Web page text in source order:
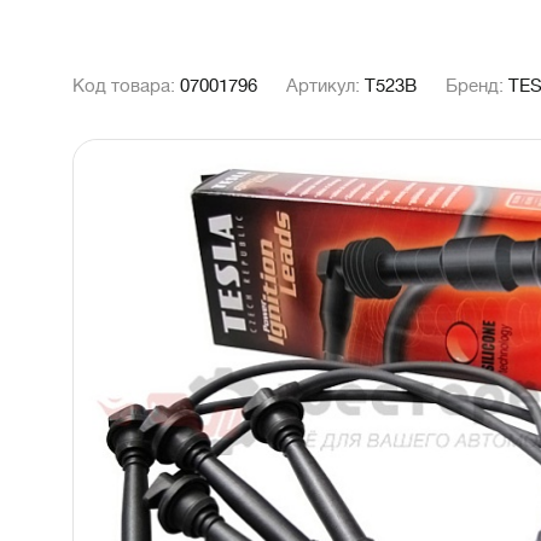
Код товара: 07001796 Артикул: T523B Бренд: